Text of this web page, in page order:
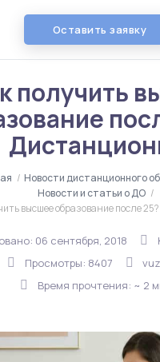
Оставить заявку
получить
/ Новости дистанционного
Новости и статьи о ДО /
высшее образование после
06 сентября, 2018
Просмотры: 8407
Время прочтения: ~ 2